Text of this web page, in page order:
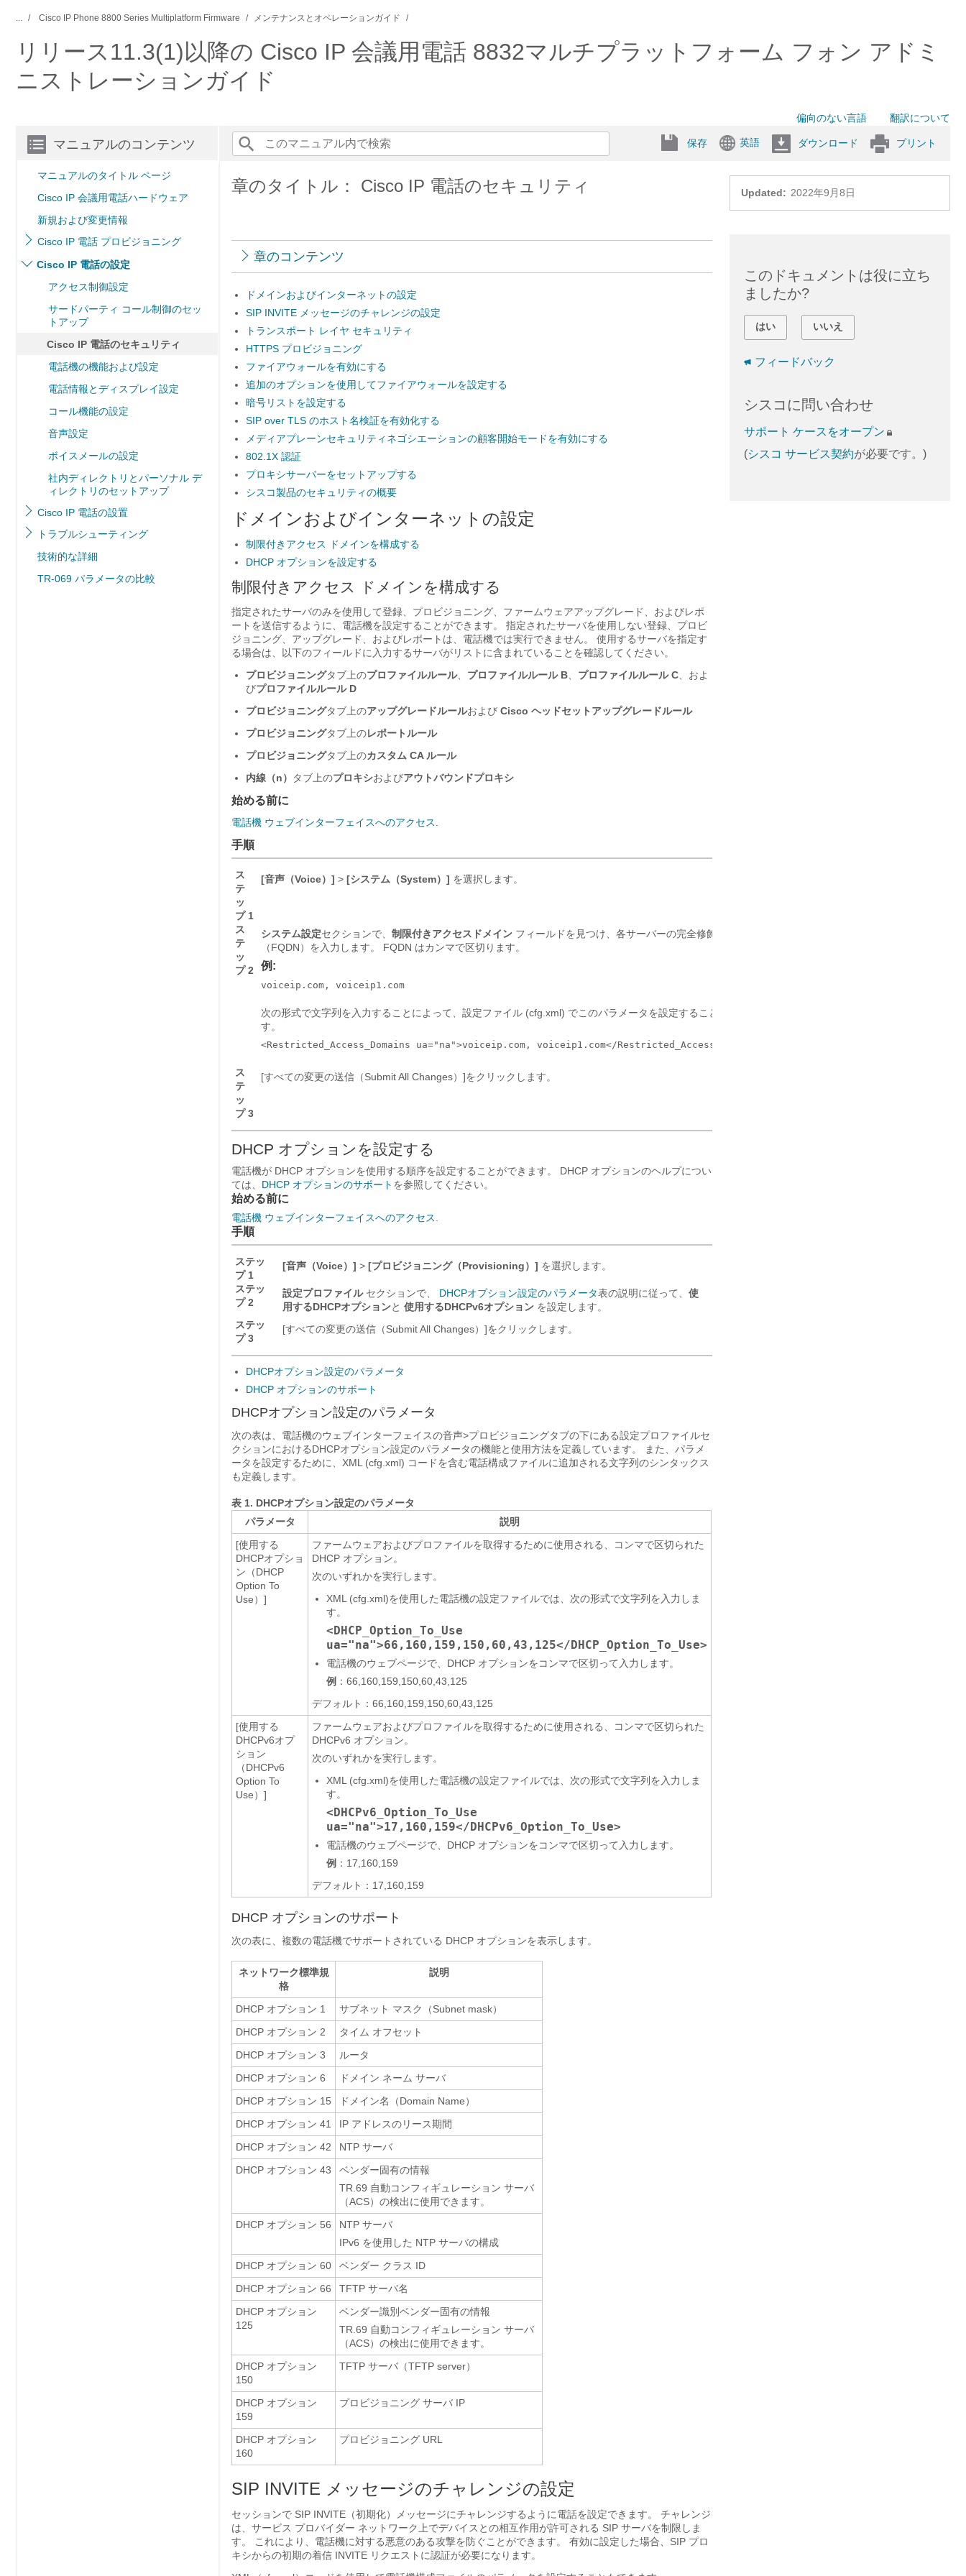
... Cisco IP Phone 8800 Series Multiplatform Firmware メンテナンスとオペレーションガイド
リリース11.3(1)以降の Cisco IP 会議用電話 8832マルチプラットフォーム フォン アドミ
ニストレーションガイド
偏向のない言語 翻訳について
マニュアルのコンテンツ
マニュアルのタイトル ページ
Cisco IP 会議用電話ハードウェア
新規および変更情報
Cisco IP 電話 プロビジョニング
Cisco IP 電話の設定
アクセス制御設定
サードパーティ コール制御のセッ
トアップ
Cisco IP 電話のセキュリティ
電話機の機能および設定
電話情報とディスプレイ設定
コール機能の設定
音声設定
ボイスメールの設定
社内ディレクトリとパーソナル デ
ィレクトリのセットアップ
Cisco IP 電話の設置
トラブルシューティング
技術的な詳細
TR-069 パラメータの比較
保存 英語 ダウンロード プリント
Updated: 2022年9月8日
章のタイトル： Cisco IP 電話のセキュリティ
章のコンテンツ
ドメインおよびインターネットの設定
SIP INVITE メッセージのチャレンジの設定
トランスポート レイヤ セキュリティ
HTTPS プロビジョニング
ファイアウォールを有効にする
追加のオプションを使用してファイアウォールを設定する
暗号リストを設定する
SIP over TLS のホスト名検証を有効化する
メディアプレーンセキュリティネゴシエーションの顧客開始モードを有効にする
802.1X 認証
プロキシサーバーをセットアップする
シスコ製品のセキュリティの概要
ドメインおよびインターネットの設定
制限付きアクセス ドメインを構成する
DHCP オプションを設定する
制限付きアクセス ドメインを構成する
指定されたサーバのみを使用して登録、プロビジョニング、ファームウェアアップグレード、およびレポ
ートを送信するように、電話機を設定することができます。 指定されたサーバを使用しない登録、プロビ
ジョニング、アップグレード、およびレポートは、電話機では実行できません。 使用するサーバを指定す
る場合は、以下のフィールドに入力するサーバがリストに含まれていることを確認してください。
プロビジョニングタブ上のプロファイルルール、 プロファイルルール B プロファイルルール C 、およ
びプロファイルルール D
プロビジョニングタブ上のアップグレードルールおよび Cisco ヘッドセットアップグレードルール
プロビジョニングタブ上のレポートルール
プロビジョニングタブ上のカスタム CA ルール
内線（n）
タブ上のプロキシおよびアウトバウンドプロキシ
始める前に
電話機 ウェブインターフェイスへのアクセス
手順
ス
テ
ッ
プ 1
[音声（Voice）] > [システム（System）] を選択します。
ス
テ
ッ
プ 2
システム設定セクションで、 制限付きアクセスドメイン フィールドを見つけ、各サーバーの完全修飾ドメイン名
（FQDN）を入力します。 FQDN はカンマで区切ります。
例:
voiceip.com, voiceip1.com
次の形式で文字列を入力することによって、設定ファイル (cfg.xml) でこのパラメータを設定することができま
す。
<Restricted_Access_Domains ua="na">voiceip.com, voiceip1.com</Restricted_Access_Domains>
ス
テ
ッ
プ 3
[すべての変更の送信（Submit All Changes）]をクリックします。
DHCP オプションを設定する
電話機が DHCP オプションを使用する順序を設定することができます。 DHCP オプションのヘルプについ
ては、 DHCP オプションのサポート を参照してください。
始める前に
電話機 ウェブインターフェイスへのアクセス
手順
ステッ
プ 1
[音声（Voice）] > [プロビジョニング（Provisioning）] を選択します。
ステッ
プ 2
設定プロファイル セクションで、 DHCPオプション設定のパラメータ表の説明に従って、 使
用するDHCPオプションと 使用するDHCPv6オプション を設定します。
ステッ
プ 3
[すべての変更の送信（Submit All Changes）]をクリックします。
DHCPオプション設定のパラメータ
DHCP オプションのサポート
DHCPオプション設定のパラメータ
次の表は、電話機のウェブインターフェイスの音声>プロビジョニングタブの下にある設定プロファイルセ
クションにおけるDHCPオプション設定のパラメータの機能と使用方法を定義しています。 また、パラメ
ータを設定するために、XML (cfg.xml) コードを含む電話構成ファイルに追加される文字列のシンタックス
も定義します。
表 1. DHCPオプション設定のパラメータ
パラメータ
説明
[使用する
DHCPオプショ
ン（DHCP
Option To
Use）]
ファームウェアおよびプロファイルを取得するために使用される、コンマで区切られた
DHCP オプション。
次のいずれかを実行します。
XML (cfg.xml)を使用した電話機の設定ファイルでは、次の形式で文字列を入力しま
す。
<DHCP_Option_To_Use
ua="na">66,160,159,150,60,43,125</DHCP_Option_To_Use>
電話機のウェブページで、DHCP オプションをコンマで区切って入力します。
例 ：66,160,159,150,60,43,125
デフォルト：66,160,159,150,60,43,125
[使用する
DHCPv6オプ
ション
（DHCPv6
Option To
Use）]
ファームウェアおよびプロファイルを取得するために使用される、コンマで区切られた
DHCPv6 オプション。
次のいずれかを実行します。
XML (cfg.xml)を使用した電話機の設定ファイルでは、次の形式で文字列を入力しま
す。
<DHCPv6_Option_To_Use
ua="na">17,160,159</DHCPv6_Option_To_Use>
電話機のウェブページで、DHCP オプションをコンマで区切って入力します。
例 ：17,160,159
デフォルト：17,160,159
DHCP オプションのサポート
次の表に、複数の電話機でサポートされている DHCP オプションを表示します。
ネットワーク標準規
格
説明
DHCP オプション 1
サブネット マスク（Subnet mask）
DHCP オプション 2
タイム オフセット
DHCP オプション 3
ルータ
DHCP オプション 6
ドメイン ネーム サーバ
DHCP オプション 15
ドメイン名（Domain Name）
DHCP オプション 41
IP アドレスのリース期間
DHCP オプション 42
NTP サーバ
DHCP オプション 43
ベンダー固有の情報
TR.69 自動コンフィギュレーション サーバ
（ACS）の検出に使用できます。
DHCP オプション 56
NTP サーバ
IPv6 を使用した NTP サーバの構成
DHCP オプション 60
ベンダー クラス ID
DHCP オプション 66
TFTP サーバ名
DHCP オプション
125
ベンダー識別ベンダー固有の情報
TR.69 自動コンフィギュレーション サーバ
（ACS）の検出に使用できます。
DHCP オプション
150
TFTP サーバ（TFTP server）
DHCP オプション
159
プロビジョニング サーバ IP
DHCP オプション
160
プロビジョニング URL
SIP INVITE メッセージのチャレンジの設定
セッションで SIP INVITE（初期化）メッセージにチャレンジするように電話を設定できます。 チャレンジ
は、サービス プロバイダー ネットワーク上でデバイスとの相互作用が許可される SIP サーバを制限しま
す。 これにより、電話機に対する悪意のある攻撃を防ぐことができます。 有効に設定した場合、SIP プロ
キシからの初期の着信 INVITE リクエストに認証が必要になります。
このドキュメントは役に立ち
ましたか?
はい いいえ
フィードバック
シスコに問い合わせ
サポート ケースをオープン
(シスコ サービス契約が必要です。)